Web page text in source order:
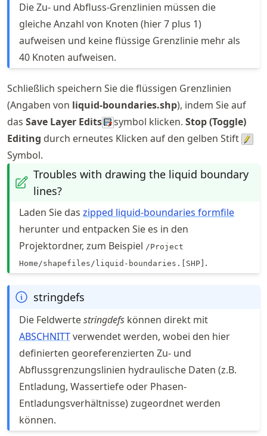
Die Zu- und Abfluss-Grenzlinien müssen die
gleiche Anzahl von Knoten (hier 7 plus 1)
aufweisen und keine flüssige Grenzlinie mehr als
40 Knoten aufweisen.
Schließlich speichern Sie die flüssigen Grenzlinien
(Angaben von liquid-boundaries.shp), indem Sie auf
das Save Layer Edits symbol klicken. Stop (Toggle)
Editing durch erneutes Klicken auf den gelben Stift
Symbol.
Troubles with drawing the liquid boundary
lines?
Laden Sie das zipped liquid-boundaries formfile
herunter und entpacken Sie es in den
Projektordner, zum Beispiel /Project
Home/shapefiles/liquid-boundaries.[SHP] .
stringdefs
Die Feldwertestringdefs können direkt mit
ABSCHNITTverwendet werden, wobei den hier
definierten georeferenzierten Zu- und
Abflussgrenzungslinien hydraulische Daten (z.B.
Entladung, Wassertiefe oder Phasen-
Entladungsverhältnisse) zugeordnet werden
können.